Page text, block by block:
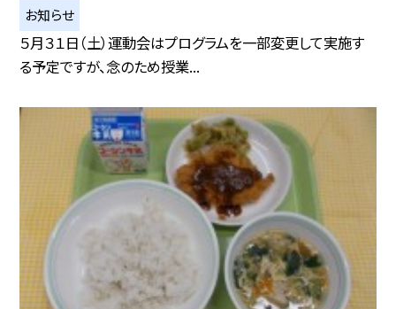
お知らせ
５月３１日（土）運動会はプログラムを一部変更して実施す
る予定ですが、念のため授業...